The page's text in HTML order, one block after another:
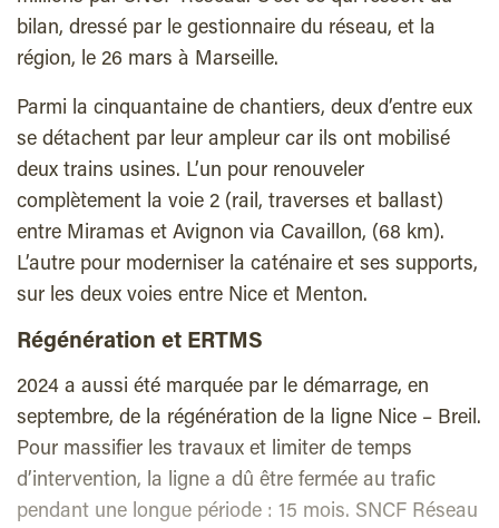
bilan, dressé par le gestionnaire du réseau, et la
région, le 26 mars à Marseille.
Parmi la cinquantaine de chantiers, deux d’entre eux
se détachent par leur ampleur car ils ont mobilisé
deux trains usines. L’un pour renouveler
complètement la voie 2 (rail, traverses et ballast)
entre Miramas et Avignon via Cavaillon, (68 km).
L’autre pour moderniser la caténaire et ses supports,
sur les deux voies entre Nice et Menton.
Régénération et ERTMS
2024 a aussi été marquée par le démarrage, en
septembre, de la régénération de la ligne Nice – Breil.
Pour massifier les travaux et limiter de temps
d’intervention, la ligne a dû être fermée au trafic
pendant une longue période : 15 mois. SNCF Réseau